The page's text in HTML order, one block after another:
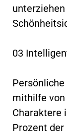
03
mithilfe
Charaktere
Prozent